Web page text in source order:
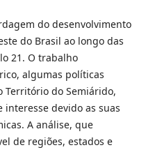
do desenvolvimento
do Brasil ao longo das
21. O trabalho
algumas políticas
Território do Semiárido,
devido as suas
A análise, que
de regiões, estados e